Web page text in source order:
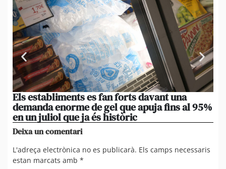
Els establiments es fan forts davant una
demanda enorme de gel que apuja fins al 95%
en un juliol que ja és històric
Deixa un comentari
L'adreça electrònica no es publicarà. Els camps necessaris
estan marcats amb *